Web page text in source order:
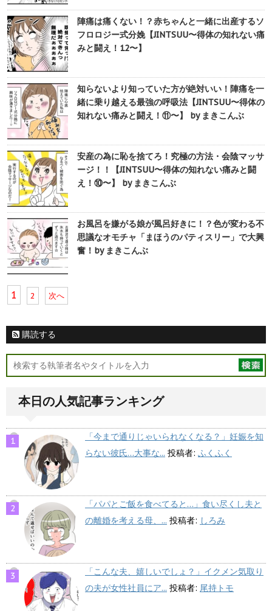
陣痛は痛くない！？赤ちゃんと一緒に出産するソ
フロロジー式分娩【JINTSUU〜得体の知れない痛
みと闘え！12〜】
知らないより知っていた方が絶対いい！陣痛を一
緒に乗り越える最強の呼吸法【JINTSUU〜得体の
知れない痛みと闘え！⑪〜】 by まきこんぶ
安産の為に恥を捨てろ！究極の方法・会陰マッサ
ージ！！【JINTSUU〜得体の知れない痛みと闘
え！⑩〜】 by まきこんぶ
お風呂を嫌がる娘が風呂好きに！？色が変わる不
思議なオモチャ「まほうのパティスリー」で大興
奮！by まきこんぶ
1 2 次へ
購読する
本日の人気記事ランキング
「今まで通りじゃいられなくなる？」妊娠を知
らない彼氏…大事な... 投稿者: ふくふく
「パパとご飯を食べてると…」食い尽くし夫と
の離婚を考える母、... 投稿者: しろみ
「こんな夫、嬉しいでしょ？」イクメン気取り
の夫が女性社員にア... 投稿者: 尾持トモ